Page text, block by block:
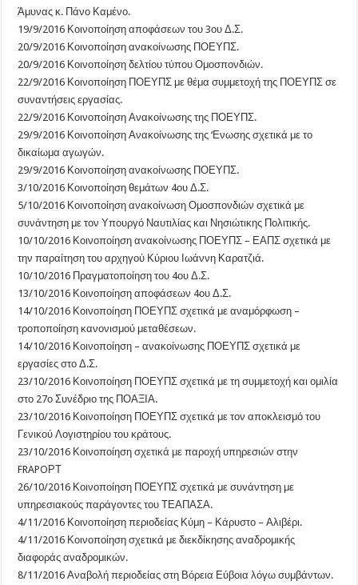
Άμυνας κ. Πάνο Καμένο.
19/9/2016 Κοινοποίηση αποφάσεων του 3ου Δ.Σ.
20/9/2016 Κοινοποίηση ανακοίνωσης ΠΟΕΥΠΣ.
20/9/2016 Κοινοποίηση δελτίου τύπου Ομοσπονδιών.
22/9/2016 Κοινοποίηση ΠΟΕΥΠΣ με θέμα συμμετοχή της ΠΟΕΥΠΣ σε
συναντήσεις εργασίας.
22/9/2016 Κοινοποίηση Ανακοίνωσης της ΠΟΕΥΠΣ.
29/9/2016 Κοινοποίηση Ανακοίνωσης της ‘Ενωσης σχετικά με το
δικαίωμα αγωγών.
29/9/2016 Κοινοποίηση ανακοίνωσης ΠΟΕΥΠΣ.
3/10/2016 Κοινοποίηση θεμάτων 4ου Δ.Σ.
5/10/2016 Κοινοποίηση ανακοίνωση Ομοσπονδιών σχετικά με
συνάντηση με τον Υπουργό Ναυτιλίας και Νησιώτικης Πολιτικής.
10/10/2016 Κοινοποίηση ανακοίνωσης ΠΟΕΥΠΣ – ΕΑΠΣ σχετικά με
την παραίτηση του αρχηγού Κύριου Ιωάννη Καρατζιά.
10/10/2016 Πραγματοποίηση του 4ου Δ.Σ.
13/10/2016 Κοινοποίηση αποφάσεων 4ου Δ.Σ.
14/10/2016 Κοινοποίηση ΠΟΕΥΠΣ σχετικά με αναμόρφωση –
τροποποίηση κανονισμού μεταθέσεων.
14/10/2016 Κοινοποίηση – ανακοίνωσης ΠΟΕΥΠΣ σχετικά με
εργασίες στο Δ.Σ.
23/10/2016 Κοινοποίηση ΠΟΕΥΠΣ σχετικά με τη συμμετοχή και ομιλία
στο 27ο Συνέδριο της ΠΟΑΞΙΑ.
23/10/2016 Κοινοποίηση ΠΟΕΥΠΣ σχετικά με τον αποκλεισμό του
Γενικού Λογιστηρίου του κράτους.
23/10/2016 Κοινοποίηση σχετικά με παροχή υπηρεσιών στην
FRAPOΡΤ
26/10/2016 Κοινοποίηση ΠΟΕΥΠΣ σχετικά με συνάντηση με
υπηρεσιακούς παράγοντες του ΤΕΑΠΑΣΑ.
4/11/2016 Κοινοποίηση περιοδείας Κύμη – Κάρυστο – Αλιβέρι.
4/11/2016 Κοινοποίηση σχετικά με διεκδίκησης αναδρομικής
διαφοράς αναδρομικών.
8/11/2016 Αναβολή περιοδείας στη Βόρεια Εύβοια λόγω συμβάντων.